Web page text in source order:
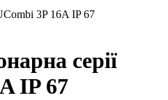
серії
IP 67